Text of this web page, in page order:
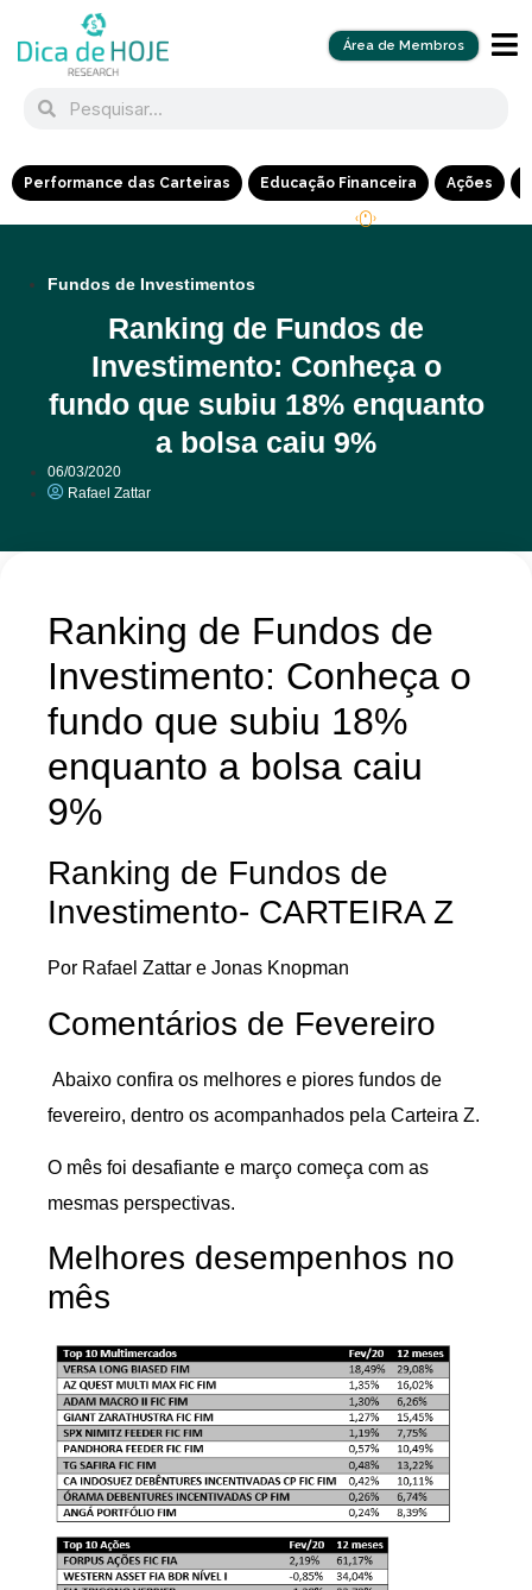
Área de Membros
Performance das Carteiras Educação Financeira Ações
Fundos de Investimentos
Ranking de Fundos de
Investimento: Conheça o
fundo que subiu 18% enquanto
a bolsa caiu 9%
06/03/2020
Rafael Zattar
Ranking de Fundos de
Investimento: Conheça o
fundo que subiu 18%
enquanto a bolsa caiu
9%
Ranking de Fundos de
Investimento- CARTEIRA Z
Por Rafael Zattar e Jonas Knopman
Comentários de Fevereiro
Abaixo confira os melhores e piores fundos de
fevereiro, dentro os acompanhados pela Carteira Z.
O mês foi desafiante e março começa com as
mesmas perspectivas.
Melhores desempenhos no
mês